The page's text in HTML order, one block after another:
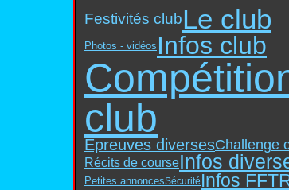
Festivités clubLe club
Photos - vidéos Infos club
club
Épreuves diversesChallenge
Récits de courseInfos
Petites annoncesSécurité Infos